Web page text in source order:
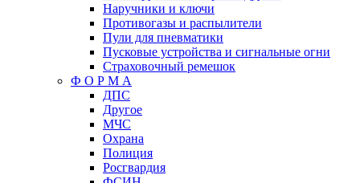
Наручники и ключи
Противогазы и распылители
Пули для пневматики
Пусковые устройства и сигнальные огни
Страховочный ремешок
Ф О Р М А
ДПС
Другое
МЧС
Охрана
Полиция
Росгвардия